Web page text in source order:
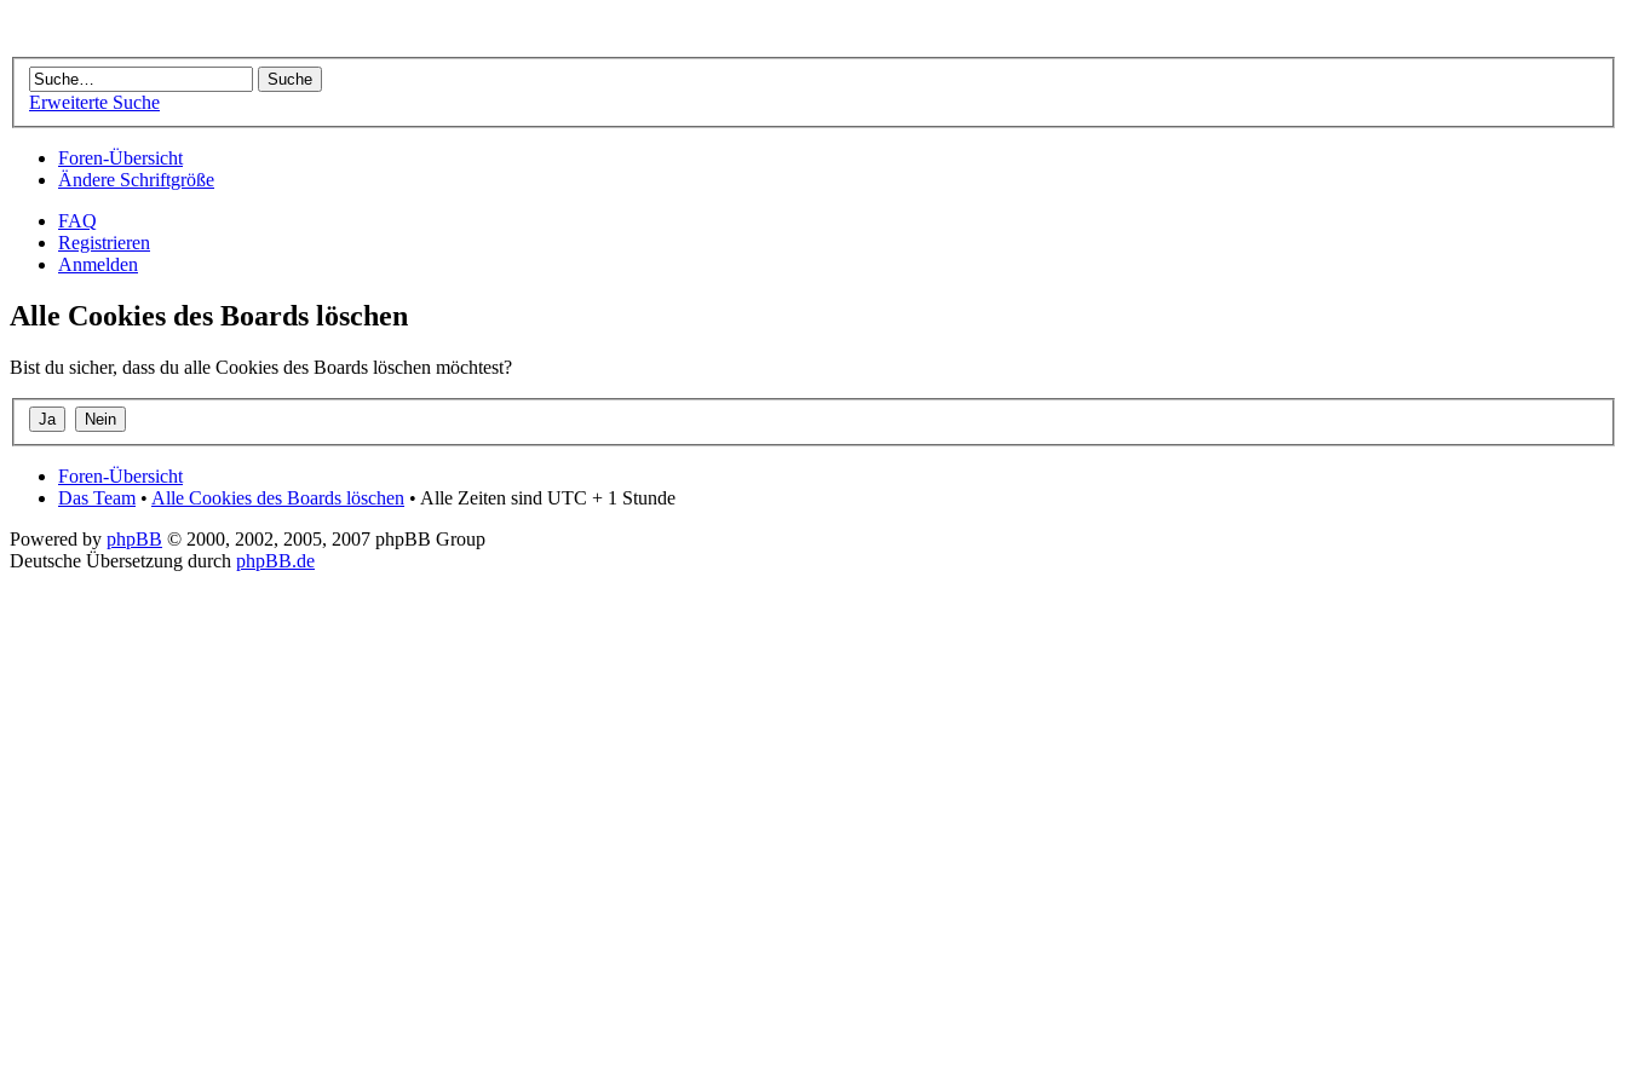
Erweiterte Suche
Foren-Übersicht
Ändere Schriftgröße
FAQ
Registrieren
Anmelden
Alle Cookies des Boards löschen
Bist du sicher, dass du alle Cookies des Boards löschen möchtest?
Foren-Übersicht
Das Team • Alle Cookies des Boards löschen • Alle Zeiten sind UTC + 1 Stunde
Powered by phpBB © 2000, 2002, 2005, 2007 phpBB Group
Deutsche Übersetzung durch phpBB.de